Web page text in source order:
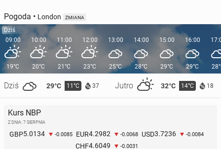
Pogoda • London ZMIANA
Dziś
09:00
19°C
Dziś 29°C 11°C 37 Jutro 32°C 14°C 18
10:00
20°C
11:00
21°C
12:00
23°C
13:00
25°C
14:00
28°C
15:00
29°C
16:00
29°C
Kurs NBP
Z DNIA: 7 SIERPNIA
GBP5.0134 -0.0085 EUR4.2982 -0.0068 USD3.7236 -0.0084
CHF4.6049 -0.0031